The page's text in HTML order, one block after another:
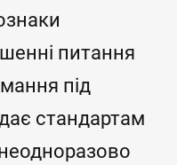
питання
під
стандартам
неодноразово